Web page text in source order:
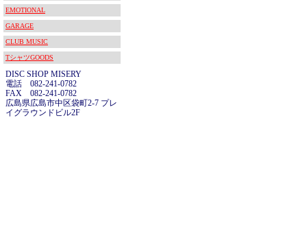
EMOTIONAL
GARAGE
CLUB MUSIC
TシャツGOODS
DISC SHOP MISERY
電話 082-241-0782
FAX 082-241-0782
広島県広島市中区袋町2-7 プレ
イグラウンドビル2F